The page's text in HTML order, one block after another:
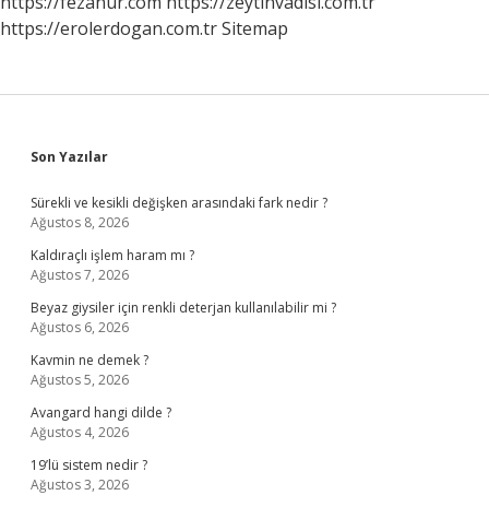
https://erolerdogan.com.trSitemap
Sidebar
Son Yazılar
Sürekli ve kesikli değişken arasındaki fark nedir ?
Ağustos 8, 2026
Kaldıraçlı işlem haram mı ?
Ağustos 7, 2026
Beyaz giysiler için renkli deterjan kullanılabilir mi ?
Ağustos 6, 2026
Kavmin ne demek ?
Ağustos 5, 2026
Avangard hangi dilde ?
Ağustos 4, 2026
19’lü sistem nedir ?
Ağustos 3, 2026